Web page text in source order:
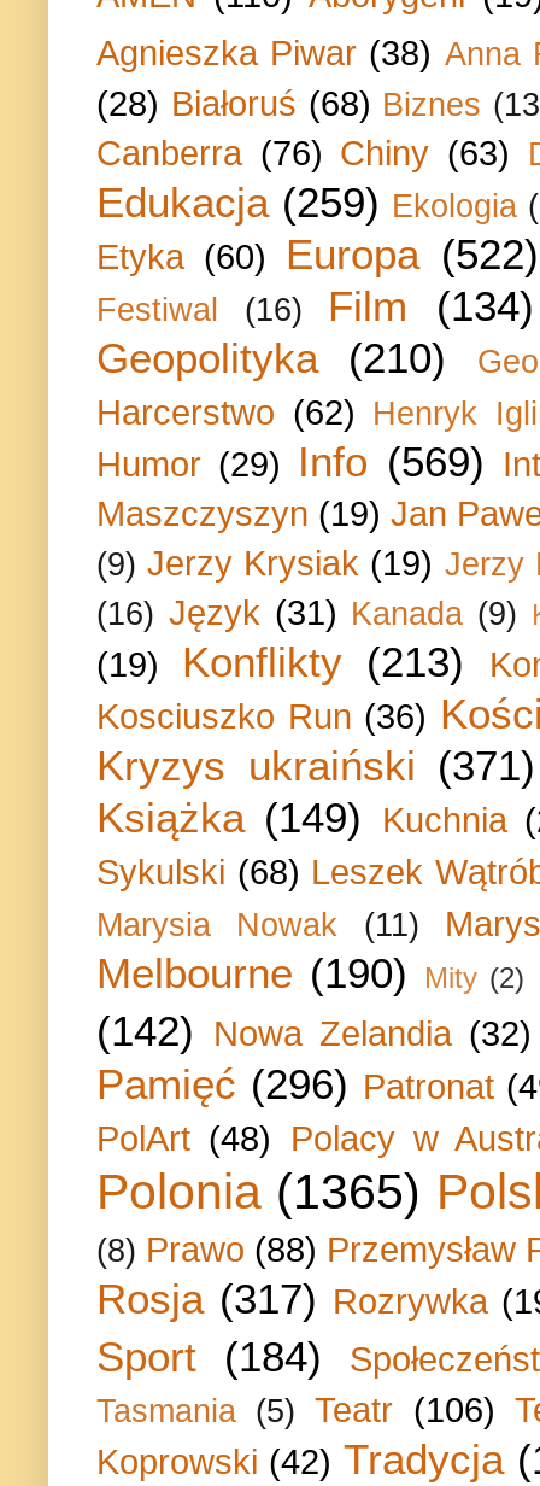
Agnieszka Piwar (38) Anna
(28) Białoruś (68) Biznes
Canberra (76) Chiny (63)
Edukacja (259) Ekologia
Etyka (60) Europa (522)
Festiwal (16) Film
(134)
Geopolityka
(210)
Harcerstwo (62) Henryk
Humor (29) Info (569)
Maszczyszyn (19) Jan
(9) Jerzy Krysiak (19) Jerzy
(16) Język (31) Kanada (9)
(19) Konflikty (213)
Kosciuszko Run (36)
Kryzys ukraiński (371)
Książka (149) Kuchnia
Sykulski (68) Leszek
Marysia Nowak (11)
Melbourne (190) Mity (2)
(142) Nowa Zelandia (32)
Pamięć (296) Patronat
PolArt (48) Polacy w
Polonia (1365)
(8) Prawo (88) Przemysław
Rosja (317) Rozrywka
Sport (184)
Tasmania (5) Teatr (106)
Koprowski (42) Tradycja